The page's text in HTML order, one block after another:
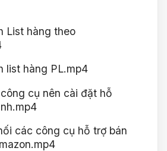
List hàng theo
list hàng PL.mp4
cụ nên cài đặt hỗ
các công cụ hỗ trợ bán